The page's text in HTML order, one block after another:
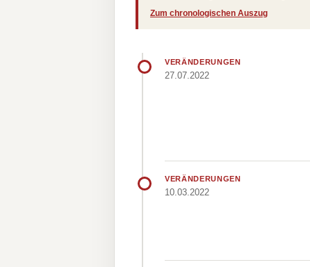
Zum chronologischen Auszug
VERÄNDERUNGEN
27.07.2022
VERÄNDERUNGEN
10.03.2022